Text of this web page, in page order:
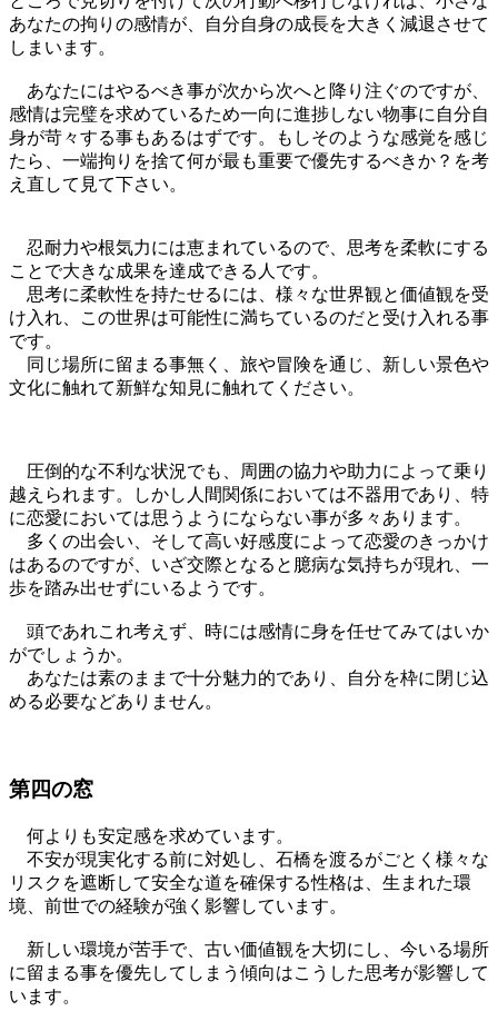
あなたの拘りの感情が、自分自身の成長を大きく減退させて
しまいます。
あなたにはやるべき事が次から次へと降り注ぐのですが、
感情は完璧を求めているため一向に進捗しない物事に自分自
身が苛々する事もあるはずです。もしそのような感覚を感じ
たら、一端拘りを捨て何が最も重要で優先するべきか？を考
え直して見て下さい。
忍耐力や根気力には恵まれているので、思考を柔軟にする
ことで大きな成果を達成できる人です。
思考に柔軟性を持たせるには、様々な世界観と価値観を受
け入れ、この世界は可能性に満ちているのだと受け入れる事
です。
同じ場所に留まる事無く、旅や冒険を通じ、新しい景色や
文化に触れて新鮮な知見に触れてください。
圧倒的な不利な状況でも、周囲の協力や助力によって乗り
越えられます。しかし人間関係においては不器用であり、特
に恋愛においては思うようにならない事が多々あります。
多くの出会い、そして高い好感度によって恋愛のきっかけ
はあるのですが、いざ交際となると臆病な気持ちが現れ、一
歩を踏み出せずにいるようです。
頭であれこれ考えず、時には感情に身を任せてみてはいか
がでしょうか。
あなたは素のままで十分魅力的であり、自分を枠に閉じ込
める必要などありません。
第四の窓
何よりも安定感を求めています。
不安が現実化する前に対処し、石橋を渡るがごとく様々な
リスクを遮断して安全な道を確保する性格は、生まれた環
境、前世での経験が強く影響しています。
新しい環境が苦手で、古い価値観を大切にし、今いる場所
に留まる事を優先してしまう傾向はこうした思考が影響して
います。